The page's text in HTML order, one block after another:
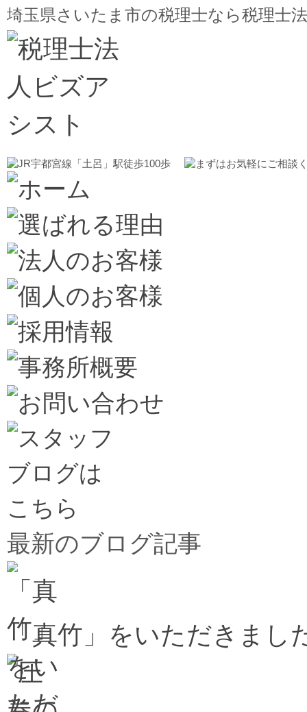
埼玉県さいたま市の税理士なら税理士
最新のブログ記事
「真竹」をいただきまし